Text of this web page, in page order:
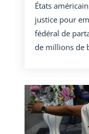
États
justice pour
fédéral de
de millions de